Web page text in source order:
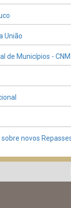
de Municípios - CNM